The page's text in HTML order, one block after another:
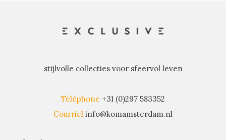
stijlvolle collecties voor sfeervol leven
Téléphone +31 (0)297 583352
Courriel info@komamsterdam.nl